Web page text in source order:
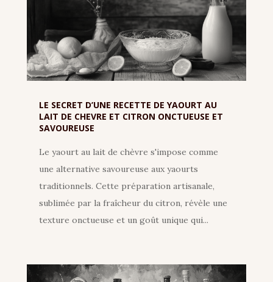
LE SECRET D’UNE RECETTE DE YAOURT AU
LAIT DE CHEVRE ET CITRON ONCTUEUSE ET
SAVOUREUSE
Le yaourt au lait de chèvre s'impose comme
une alternative savoureuse aux yaourts
traditionnels. Cette préparation artisanale,
sublimée par la fraîcheur du citron, révèle une
texture onctueuse et un goût unique qui...